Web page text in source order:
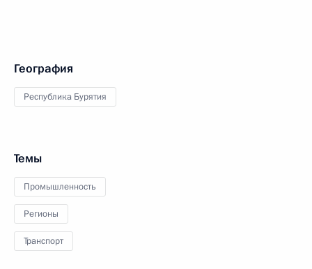
География
Республика Бурятия
Темы
Промышленность
Регионы
Транспорт